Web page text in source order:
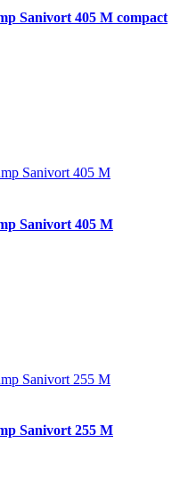
Sanivort 405 M compact
Sanivort 405 M
Sanivort 255 M